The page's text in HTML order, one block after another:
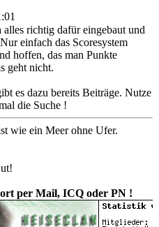
alles richtig dafür eingebaut und
einfach das Scoresystem
hoffen, das man Punkte
geht nicht.
es dazu bereits Beiträge. Nutze
die Suche !
wie ein Meer ohne Ufer.
per Mail, ICQ oder PN !